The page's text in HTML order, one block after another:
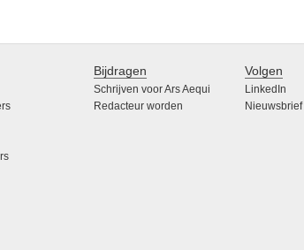
Bijdragen
Schrijven voor Ars Aequi
Redacteur worden
Volgen
LinkedIn
Nieuwsbrief